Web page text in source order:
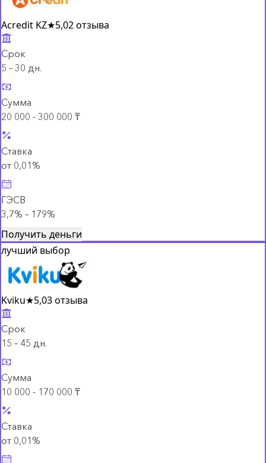
Acredit KZ★5,02 отзыва
Срок
5 – 30 дн.
Сумма
20 000 - 300 000 ₸
Ставка
от 0,01%
ГЭСВ
3,7% – 179%
Получить деньги
лучший выбор
Kviku★5,03 отзыва
Срок
15 – 45 дн.
Сумма
10 000 - 170 000 ₸
Ставка
от 0,01%